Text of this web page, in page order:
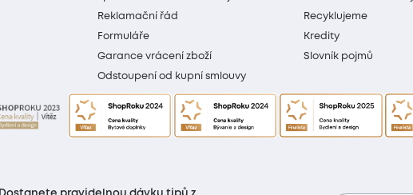
Reklamační řád
Formuláře
Garance vrácení zboží
Odstoupení od kupní smlouvy
Recyklujeme
Kredity
Slovník pojmů